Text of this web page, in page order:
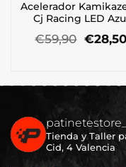
Acelerador
Cj Racing LED
€59,90 El
€28,50
patinetestore_
Tienda y Taller
Cid, 4 Valencia